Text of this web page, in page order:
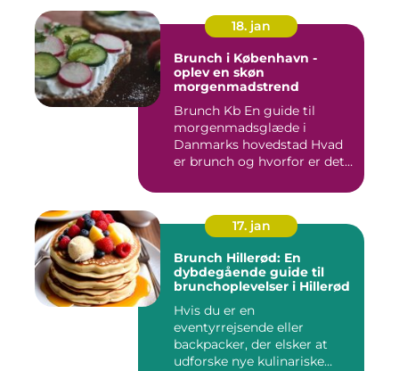
18. jan
Brunch i København -
oplev en skøn
morgenmadstrend
Brunch Kb En guide til
morgenmadsglæde i
Danmarks hovedstad Hvad
er brunch og hvorfor er det
17. jan
Brunch Hillerød: En
dybdegående guide til
brunchoplevelser i Hillerød
Hvis du er en
eventyrrejsende eller
backpacker, der elsker at
udforske nye kulinariske